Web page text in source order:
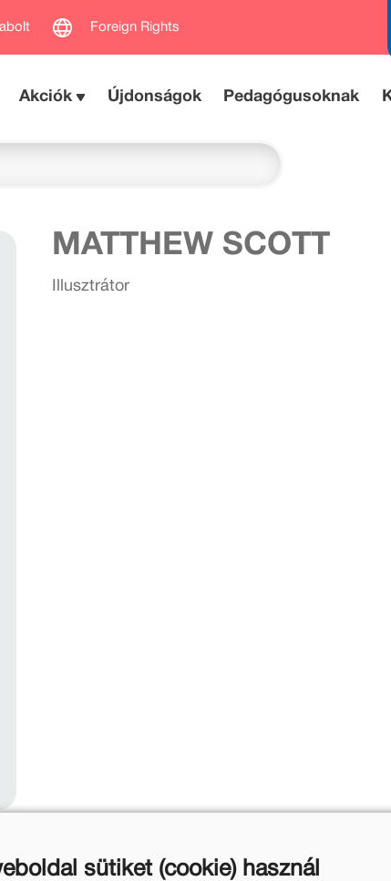
Foreign Rights
Akciók Újdonságok Pedagógusoknak
MATTHEW SCOTT
Illusztrátor
sütiket (cookie) használ